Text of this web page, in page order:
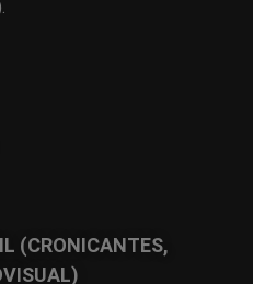
(CRONICANTES,